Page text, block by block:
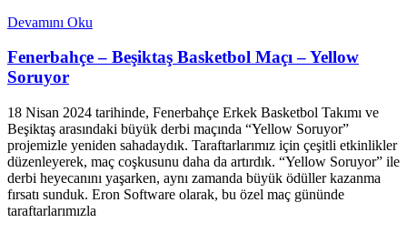
Devamını Oku
Fenerbahçe – Beşiktaş Basketbol Maçı – Yellow
Soruyor
18 Nisan 2024 tarihinde, Fenerbahçe Erkek Basketbol Takımı ve
Beşiktaş arasındaki büyük derbi maçında “Yellow Soruyor”
projemizle yeniden sahadaydık. Taraftarlarımız için çeşitli etkinlikler
düzenleyerek, maç coşkusunu daha da artırdık. “Yellow Soruyor” ile
derbi heyecanını yaşarken, aynı zamanda büyük ödüller kazanma
fırsatı sunduk. Eron Software olarak, bu özel maç gününde
taraftarlarımızla